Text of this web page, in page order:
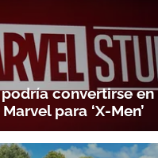
suscribirte a nuestro
convertirse en
para ‘X-Men’